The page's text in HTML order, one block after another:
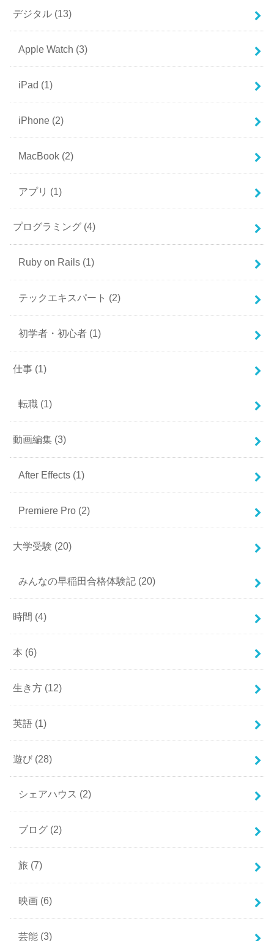
デジタル (13)
Apple Watch (3)
iPad (1)
iPhone (2)
MacBook (2)
アプリ (1)
プログラミング (4)
Ruby on Rails (1)
テックエキスパート (2)
初学者・初心者 (1)
仕事 (1)
転職 (1)
動画編集 (3)
After Effects (1)
Premiere Pro (2)
大学受験 (20)
みんなの早稲田合格体験記 (20)
時間 (4)
本 (6)
生き方 (12)
英語 (1)
遊び (28)
シェアハウス (2)
ブログ (2)
旅 (7)
映画 (6)
芸能 (3)